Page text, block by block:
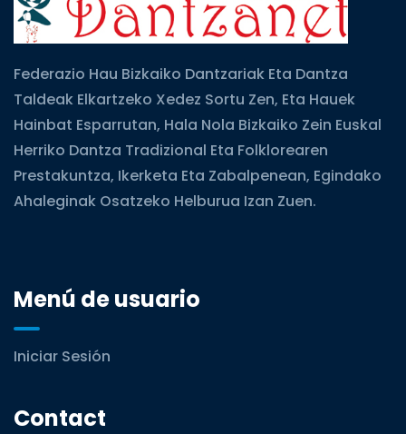
Federazio Hau Bizkaiko Dantzariak Eta Dantza
Taldeak Elkartzeko Xedez Sortu Zen, Eta Hauek
Hainbat Esparrutan, Hala Nola Bizkaiko Zein Euskal
Herriko Dantza Tradizional Eta Folklorearen
Prestakuntza, Ikerketa Eta Zabalpenean, Egindako
Ahaleginak Osatzeko Helburua Izan Zuen.
Menú de usuario
Iniciar Sesión
Contact